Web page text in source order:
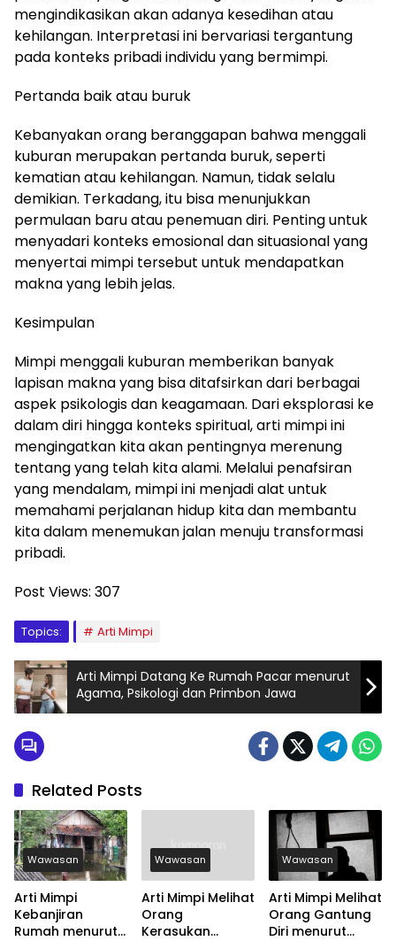
mengindikasikan akan adanya kesedihan atau
kehilangan. Interpretasi ini bervariasi tergantung
pada konteks pribadi individu yang bermimpi.
Pertanda baik atau buruk
Kebanyakan orang beranggapan bahwa menggali
kuburan merupakan pertanda buruk, seperti
kematian atau kehilangan. Namun, tidak selalu
demikian. Terkadang, itu bisa menunjukkan
permulaan baru atau penemuan diri. Penting untuk
menyadari konteks emosional dan situasional yang
menyertai mimpi tersebut untuk mendapatkan
makna yang lebih jelas.
Kesimpulan
Mimpi menggali kuburan memberikan banyak
lapisan makna yang bisa ditafsirkan dari berbagai
aspek psikologis dan keagamaan. Dari eksplorasi ke
dalam diri hingga konteks spiritual, arti mimpi ini
mengingatkan kita akan pentingnya merenung
tentang yang telah kita alami. Melalui penafsiran
yang mendalam, mimpi ini menjadi alat untuk
memahami perjalanan hidup kita dan membantu
kita dalam menemukan jalan menuju transformasi
pribadi.
Post Views: 307
Topics: Arti Mimpi
Arti Mimpi Datang Ke Rumah Pacar menurut
Agama, Psikologi dan Primbon Jawa
Related Posts
Wawasan
Arti Mimpi
Kebanjiran
Rumah menurut
Wawasan
Arti Mimpi Melihat
Orang
Kerasukan
Wawasan
Arti Mimpi Melihat
Orang Gantung
Diri menurut